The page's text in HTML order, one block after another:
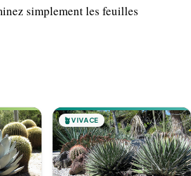
simplement les feuilles
🪴VIVACE